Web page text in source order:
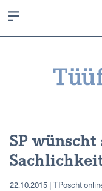
SP
22.10.2015 | TPoscht